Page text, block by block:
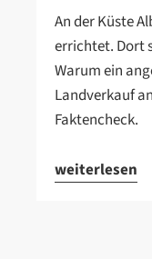
An der Küste
errichtet. Dort
Warum ein
Landverkauf
Faktencheck.
weiterlesen